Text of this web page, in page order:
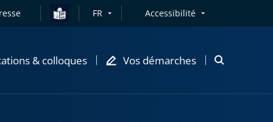
FR Accessibilité
& colloques Vos démarches
Ouvrir